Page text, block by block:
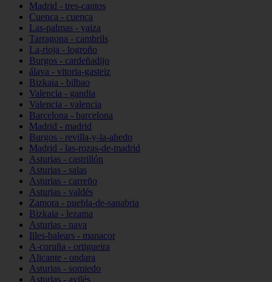
Madrid - tres-cantos
Cuenca - cuenca
Las-palmas - yaiza
Tarragona - cambrils
La-rioja - logroño
Burgos - cardeñadijo
álava - vitoria-gasteiz
Bizkaia - bilbao
Valencia - gandia
Valencia - valencia
Barcelona - barcelona
Madrid - madrid
Burgos - revilla-y-la-ahedo
Madrid - las-rozas-de-madrid
Asturias - castrillón
Asturias - salas
Asturias - carreño
Asturias - valdés
Zamora - puebla-de-sanabria
Bizkaia - lezama
Asturias - nava
Illes-balears - manacor
A-coruña - ortigueira
Alicante - ondara
Asturias - somiedo
Asturias - avilés